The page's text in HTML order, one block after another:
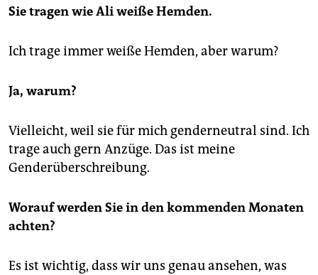
Sie tragen wie Ali weiße Hemden.
Ich trage immer weiße Hemden, aber warum?
Ja, warum?
Vielleicht, weil sie für mich genderneutral sind. Ich
trage auch gern Anzüge. Das ist meine
Genderüberschreibung.
Worauf werden Sie in den kommenden Monaten
achten?
Es ist wichtig, dass wir uns genau ansehen, was